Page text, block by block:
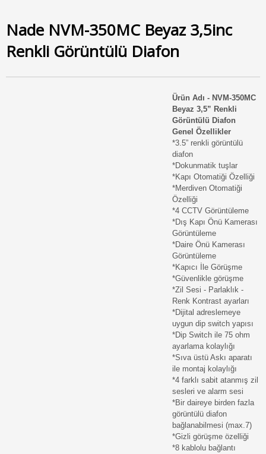
Nade NVM-350MC Beyaz 3,5inc
Renkli Görüntülü Diafon
Ürün Adı - NVM-350MC
Beyaz 3,5” Renkli
Görüntülü Diafon
Genel Özellikler
*3.5” renkli görüntülü
diafon
*Dokunmatik tuşlar
*Kapı Otomatiği Özelliği
*Merdiven Otomatiği
Özelliği
*4 CCTV Görüntüleme
*Dış Kapı Önü Kamerası
Görüntüleme
*Daire Önü Kamerası
Görüntüleme
*Kapıcı İle Görüşme
*Güvenlikle görüşme
*Zil Sesi - Parlaklık -
Renk Kontrast ayarları
*Dijital adreslemeye
uygun dip switch yapısı
*Dip Switch ile 75 ohm
ayarlama kolaylığı
*Sıva üstü Askı aparatı
ile montaj kolaylığı
*4 farklı sabit atanmış zil
sesleri ve alarm sesi
*Bir daireye birden fazla
görüntülü diafon
bağlanabilmesi (max.7)
*Gizli görüşme özelliği
*8 kablolu bağlantı